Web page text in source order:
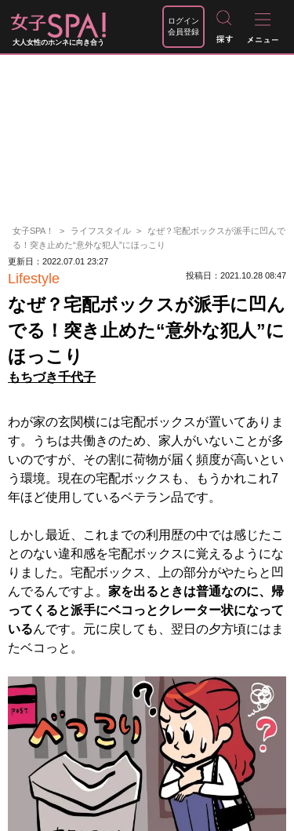
大人女性のホンネに向き合う
ログイン
会員登録
女子SPA！ ライフスタイル
なぜ？宅配ボックスが派手に凹んで
る！突き止めた“意外な犯人”にほっこり
更新日：2022.07.01 23:27
Lifestyle 投稿日：2021.10.28 08:47
なぜ？宅配ボックスが派手に凹ん
でる！突き止めた“意外な犯人”に
ほっこり
もちづき千代子
わが家の玄関横には宅配ボックスが置いてありま
す。うちは共働きのため、家人がいないことが多
いのですが、その割に荷物が届く頻度が高いとい
う環境。現在の宅配ボックスも、もうかれこれ7
年ほど使用しているベテラン品です。
しかし最近、これまでの利用歴の中では感じたこ
とのない違和感を宅配ボックスに覚えるようにな
りました。宅配ボックス、上の部分がやたらと凹
んでるんですよ。 家を出るときは普通なのに、帰
ってくると派手にベコっとクレーター状になって
いるんです。元に戻しても、翌日の夕方頃にはま
たベコっと。